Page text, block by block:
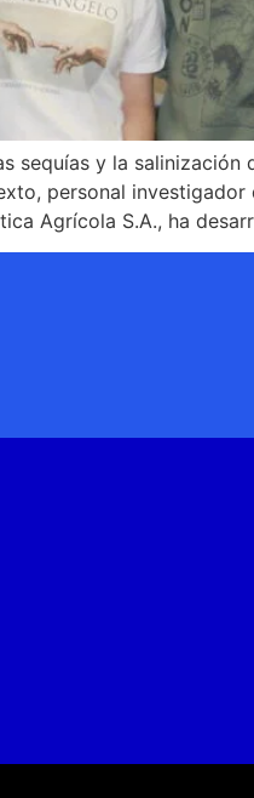
sequías y la
personal
Agrícola S.A., ha